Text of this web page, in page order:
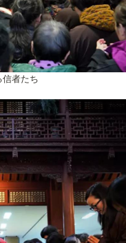
信者たち